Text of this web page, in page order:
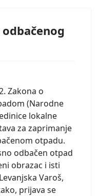
Zakona o
(Narodne
lokalne
za zaprimanje
otpadu.
odbačen otpad
obrazac i isti
Varoš,
prijava se